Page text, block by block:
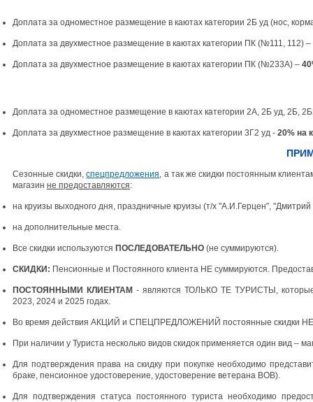
Доплата за одноместное размещение в каютах категории 2Б уд (нос,
Доплата за двухместное размещение в каютах категории ПК (№111, 112) –
Доплата за двухместное размещение в каютах категории ПК (№233А) –
Доплата за одноместное размещение в каютах категории 2А, 2Б уд, 2Б,
Доплата за двухместное размещение в каютах категории 3Г2 уд - 20% на
Сезонные скидки,спецпредложения, а так же скидки постоянным
магазин не предоставляются:
на круизы выходного дня, праздничные круизы (т/х "А.И.Герцен",
на дополнительные места.
Все скидки используются ПОСЛЕДОВАТЕЛЬНО (не суммируются).
СКИДКИ: Пенсионные и Постоянного клиента НЕ суммируются.
ПОСТОЯННЫМИ КЛИЕНТАМ - являются ТОЛЬКО ТЕ ТУРИСТЫ,
2023, 2024 и 2025 годах.
Во время действия АКЦИЙ и СПЕЦПРЕДЛОЖЕНИЙ постоянные скидки НЕ
При наличии у Туриста несколько видов скидок применяется один вид
Для подтверждения права на скидку при покупке необходимо
браке, пенсионное удостоверение, удостоверение ветерана ВОВ).
Для подтверждения статуса постоянного туриста необходимо